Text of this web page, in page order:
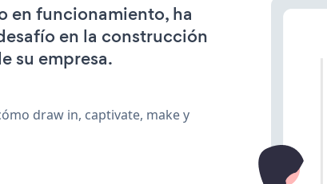
en funcionamiento, ha
en la construcción
su empresa.
draw in, captivate, make y